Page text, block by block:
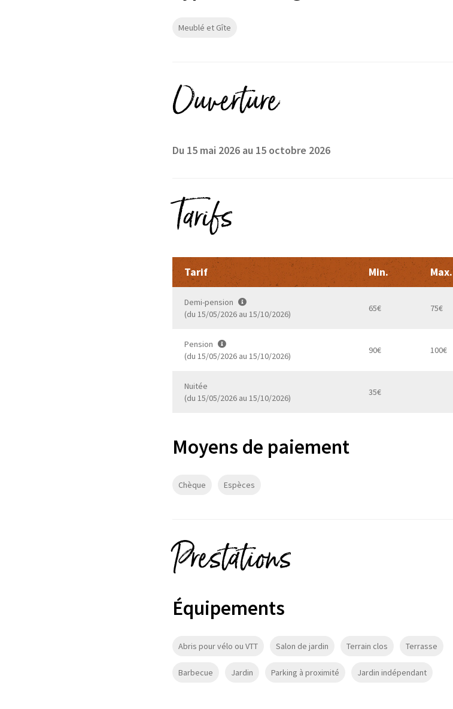
Meublé et Gîte
Ouverture
Du 15 mai 2026 au 15 octobre 2026
Tarifs
Tarif Min. Max.
Demi-pension
(du 15/05/2026 au 15/10/2026)
65€ 75€
Pension
(du 15/05/2026 au 15/10/2026)
90€ 100€
Nuitée
(du 15/05/2026 au 15/10/2026)
35€
Moyens de paiement
Chèque Espèces
Prestations
Équipements
Abris pour vélo ou VTT Salon de jardin Terrain clos Terrasse
Barbecue Jardin Parking à proximité Jardin indépendant